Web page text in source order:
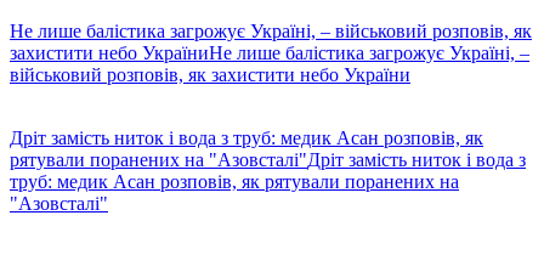
Не лише балістика загрожує Україні, – військовий розповів, як
захистити небо УкраїниНе лише балістика загрожує Україні, –
військовий розповів, як захистити небо України
Дріт замість ниток і вода з труб: медик Асан розповів, як
рятували поранених на "Азовсталі"Дріт замість ниток і вода з
труб: медик Асан розповів, як рятували поранених на
"Азовсталі"